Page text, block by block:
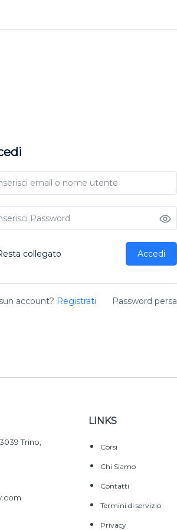
collegato Accedi
account? Registrati Password persa
Trino,
LINKS
Corsi
Chi Siamo
Contatti
Termini di servizio
Privacy